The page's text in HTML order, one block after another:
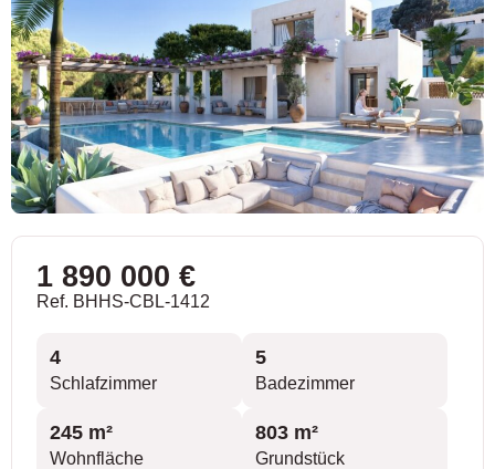
1 890 000 €
Ref. BHHS-CBL-1412
4
Schlafzimmer
5
Badezimmer
245 m²
Wohnfläche
803 m²
Grundstück